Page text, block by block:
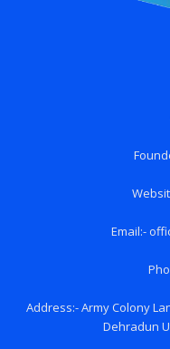
Email:-
Address:- Army Colony
Dehradun